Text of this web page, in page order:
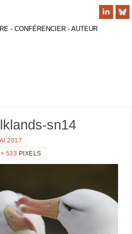
- CONFÉRENCIER - AUTEUR
sn14
2017
533 PIXELS